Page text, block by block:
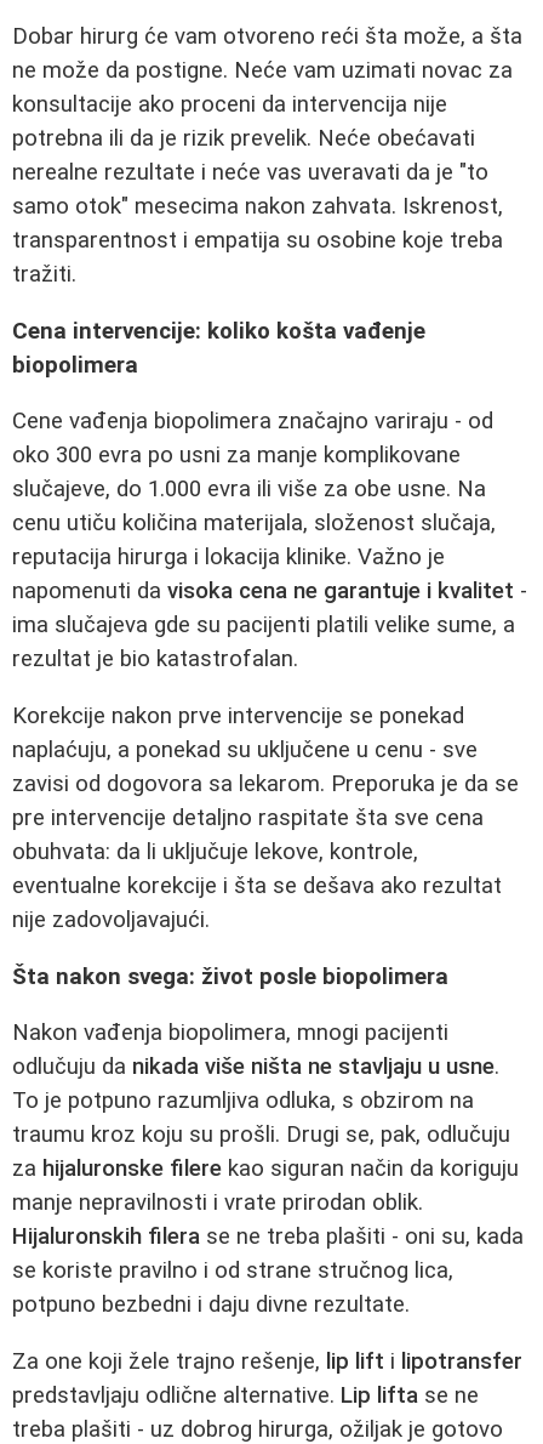
Dobar hirurg će vam otvoreno reći šta može, a šta
ne može da postigne. Neće vam uzimati novac za
konsultacije ako proceni da intervencija nije
potrebna ili da je rizik prevelik. Neće obećavati
nerealne rezultate i neće vas uveravati da je "to
samo otok" mesecima nakon zahvata. Iskrenost,
transparentnost i empatija su osobine koje treba
tražiti.
Cena intervencije: koliko košta vađenje
biopolimera
Cene vađenja biopolimera značajno variraju - od
oko 300 evra po usni za manje komplikovane
slučajeve, do 1.000 evra ili više za obe usne. Na
cenu utiču količina materijala, složenost slučaja,
reputacija hirurga i lokacija klinike. Važno je
napomenuti da visoka cena ne garantuje i kvalitet -
ima slučajeva gde su pacijenti platili velike sume, a
rezultat je bio katastrofalan.
Korekcije nakon prve intervencije se ponekad
naplaćuju, a ponekad su uključene u cenu - sve
zavisi od dogovora sa lekarom. Preporuka je da se
pre intervencije detaljno raspitate šta sve cena
obuhvata: da li uključuje lekove, kontrole,
eventualne korekcije i šta se dešava ako rezultat
nije zadovoljavajući.
Šta nakon svega: život posle biopolimera
Nakon vađenja biopolimera, mnogi pacijenti
odlučuju da nikada više ništa ne stavljaju u usne.
To je potpuno razumljiva odluka, s obzirom na
traumu kroz koju su prošli. Drugi se, pak, odlučuju
za hijaluronske filere kao siguran način da koriguju
manje nepravilnosti i vrate prirodan oblik.
Hijaluronskih filera se ne treba plašiti - oni su, kada
se koriste pravilno i od strane stručnog lica,
potpuno bezbedni i daju divne rezultate.
Za one koji žele trajno rešenje, lip lift i lipotransfer
predstavljaju odlične alternative. Lip lifta se ne
treba plašiti - uz dobrog hirurga, ožiljak je gotovo